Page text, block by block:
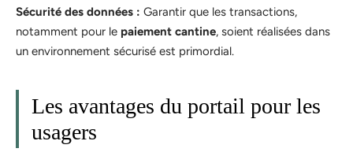
Sécurité des données : Garantir que les transactions,
notamment pour le paiement cantine, soient réalisées dans
un environnement sécurisé est primordial.
Les avantages du portail pour les
usagers